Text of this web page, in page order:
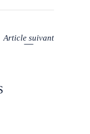
Article suivant